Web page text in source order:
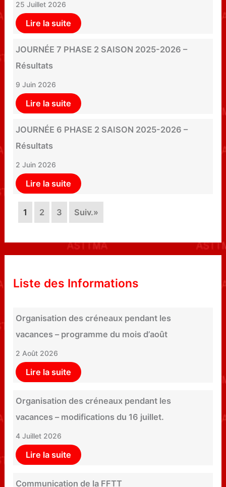
25 Juillet 2026
Lire la suite
JOURNÉE 7 PHASE 2 SAISON 2025-2026 –
Résultats
9 Juin 2026
Lire la suite
JOURNÉE 6 PHASE 2 SAISON 2025-2026 –
Résultats
2 Juin 2026
Lire la suite
1 2 3 Suiv.»
Liste des Informations
Organisation des créneaux pendant les
vacances – programme du mois d’août
2 Août 2026
Lire la suite
Organisation des créneaux pendant les
vacances – modifications du 16 juillet.
4 Juillet 2026
Lire la suite
Communication de la FFTT